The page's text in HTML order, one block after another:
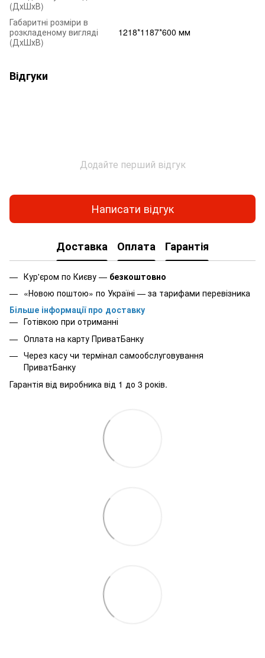
(ДхШхВ)
Габаритні розміри в
розкладеному вигляді
(ДхШхВ)
1218*1187*600 мм
Відгуки
Додайте перший відгук
Написати відгук
Доставка Оплата Гарантія
Кур'єром по Києву — безкоштовно
«Новою поштою» по Україні — за тарифами перевізника
Більше інформації про доставку
Готівкою при отриманні
Оплата на карту ПриватБанку
Через касу чи термінал самообслуговування
ПриватБанку
Гарантія від виробника від 1 до 3 років.